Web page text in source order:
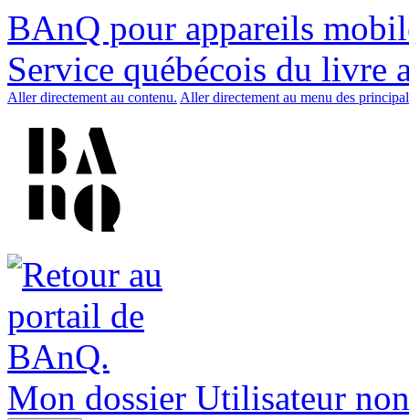
BAnQ pour appareils
Service québécois du livre
Aller directement au contenu. Aller directement au menu des
Mon dossier Utilisateur